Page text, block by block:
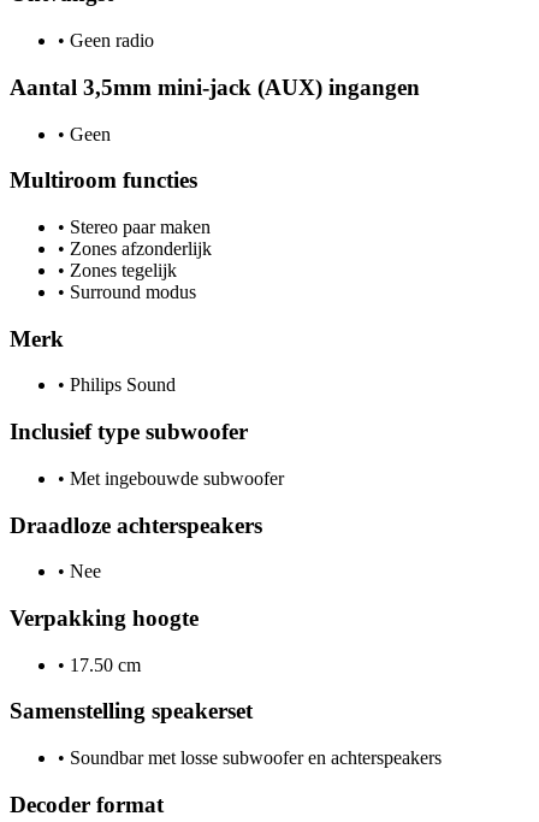
• Geen radio
Aantal 3,5mm mini-jack (AUX) ingangen
• Geen
Multiroom functies
• Stereo paar maken
• Zones afzonderlijk
• Zones tegelijk
• Surround modus
Merk
• Philips Sound
Inclusief type subwoofer
• Met ingebouwde subwoofer
Draadloze achterspeakers
• Nee
Verpakking hoogte
• 17.50 cm
Samenstelling speakerset
• Soundbar met losse subwoofer en achterspeakers
Decoder format